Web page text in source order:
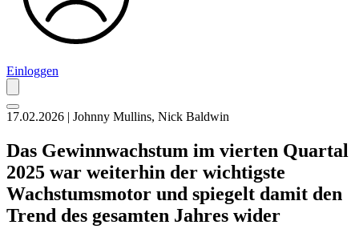
Einloggen
17.02.2026 | Johnny Mullins, Nick Baldwin
Das Gewinnwachstum im vierten Quartal
2025 war weiterhin der wichtigste
Wachstumsmotor und spiegelt damit den
Trend des gesamten Jahres wider